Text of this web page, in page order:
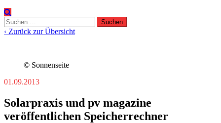
Suchen
nach:
‹ Zurück zur Übersicht
© Sonnenseite
01.09.2013
Solarpraxis und pv magazine
veröffentlichen Speicherrechner